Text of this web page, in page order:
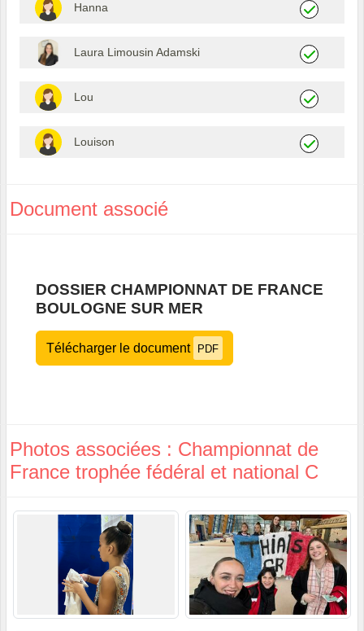
Hanna
Laura Limousin Adamski
Lou
Louison
Document associé
DOSSIER CHAMPIONNAT DE FRANCE
BOULOGNE SUR MER
Télécharger le document PDF
Photos associées : Championnat de
France trophée fédéral et national C